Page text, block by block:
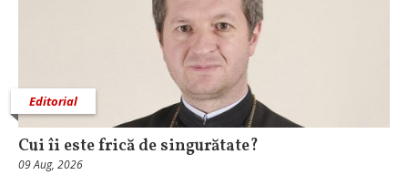
Editorial
Cui îi este frică de singurătate?
09 Aug, 2026